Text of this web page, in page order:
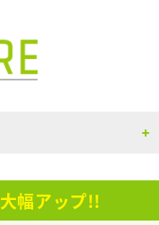
大幅アップ!!